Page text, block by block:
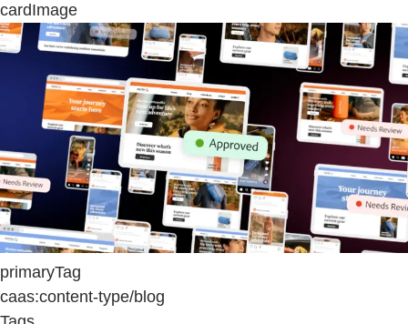
cardImage
primaryTag
caas:content-type/blog